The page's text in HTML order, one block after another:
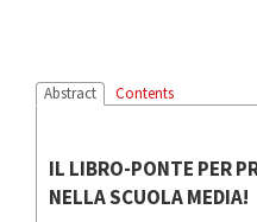
Abstract Contents
IL LIBRO-PONTE PER
NELLA SCUOLA MEDIA!